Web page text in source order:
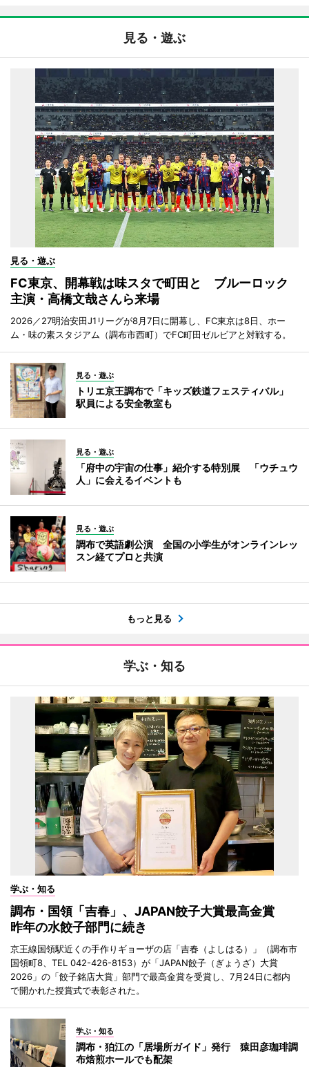
見る・遊ぶ
見る・遊ぶ
FC東京、開幕戦は味スタで町田と ブルーロック
主演・高橋文哉さんら来場
2026／27明治安田J1リーグが8月7日に開幕し、FC東京は8日、ホー
ム・味の素スタジアム（調布市西町）でFC町田ゼルビアと対戦する。
見る・遊ぶ
トリエ京王調布で「キッズ鉄道フェスティバル」
駅員による安全教室も
見る・遊ぶ
「府中の宇宙の仕事」紹介する特別展 「ウチュウ
人」に会えるイベントも
見る・遊ぶ
調布で英語劇公演 全国の小学生がオンラインレッ
スン経てプロと共演
もっと見る
学ぶ・知る
学ぶ・知る
調布・国領「吉春」、JAPAN餃子大賞最高金賞
昨年の水餃子部門に続き
京王線国領駅近くの手作りギョーザの店「吉春（よしはる）」（調布市
国領町8、TEL 042-426-8153）が「JAPAN餃子（ぎょうざ）大賞
2026」の「餃子銘店大賞」部門で最高金賞を受賞し、7月24日に都内
で開かれた授賞式で表彰された。
学ぶ・知る
調布・狛江の「居場所ガイド」発行 猿田彦珈琲調
布焙煎ホールでも配架